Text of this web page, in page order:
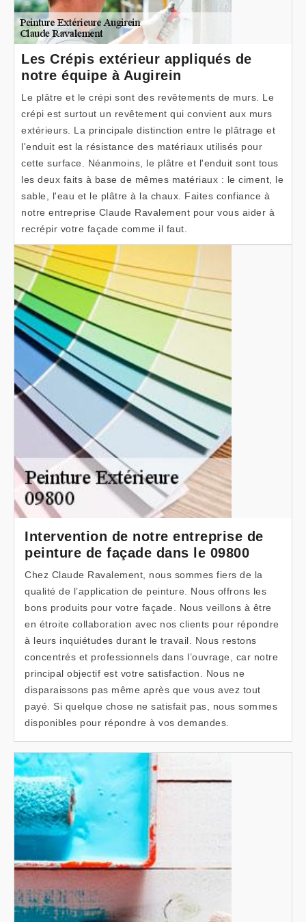
Les Crépis extérieur appliqués de
notre équipe à Augirein
Le plâtre et le crépi sont des revêtements de murs. Le
crépi est surtout un revêtement qui convient aux murs
extérieurs. La principale distinction entre le plâtrage et
l'enduit est la résistance des matériaux utilisés pour
cette surface. Néanmoins, le plâtre et l'enduit sont tous
les deux faits à base de mêmes matériaux : le ciment, le
sable, l'eau et le plâtre à la chaux. Faites confiance à
notre entreprise Claude Ravalement pour vous aider à
recrépir votre façade comme il faut.
Intervention de notre entreprise de
peinture de façade dans le 09800
Chez Claude Ravalement, nous sommes fiers de la
qualité de l’application de peinture. Nous offrons les
bons produits pour votre façade. Nous veillons à être
en étroite collaboration avec nos clients pour répondre
à leurs inquiétudes durant le travail. Nous restons
concentrés et professionnels dans l’ouvrage, car notre
principal objectif est votre satisfaction. Nous ne
disparaissons pas même après que vous avez tout
payé. Si quelque chose ne satisfait pas, nous sommes
disponibles pour répondre à vos demandes.